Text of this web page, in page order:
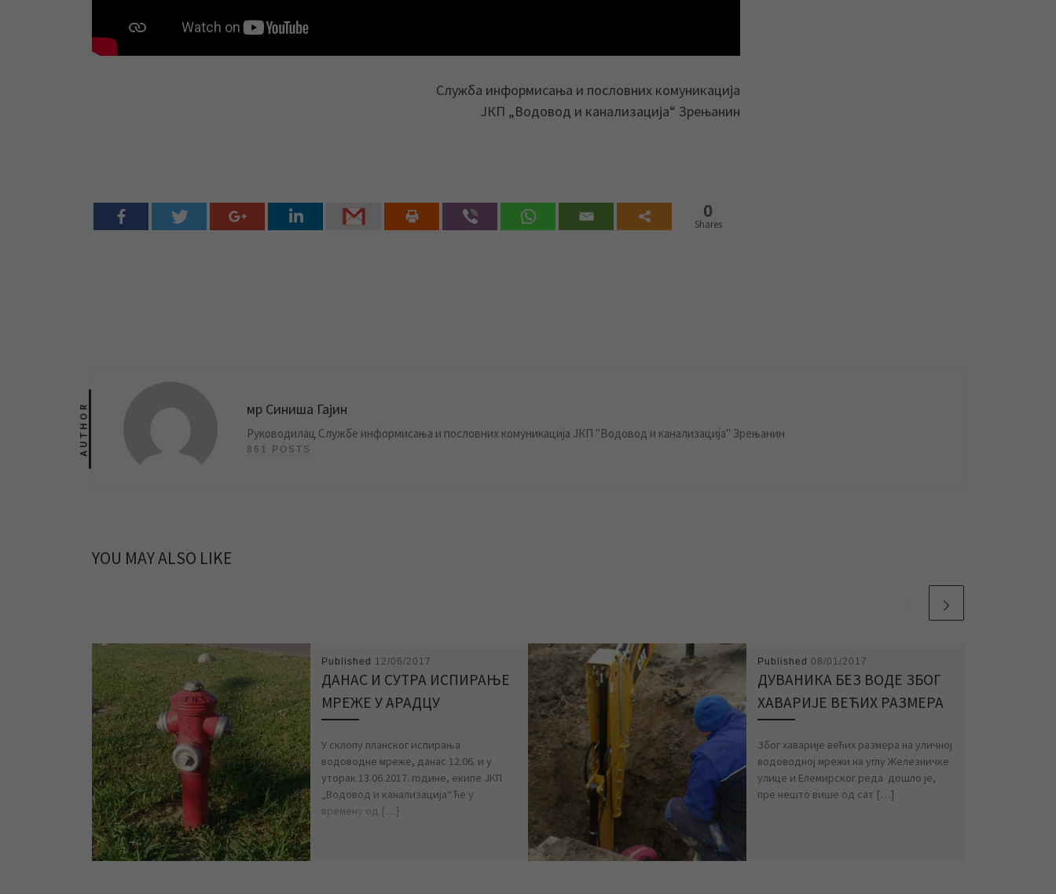
Служба информисања и пословних комуникација
ЈКП „Водовод и канализација“ Зрењанин
0
Shares
AUTHOR мр Синиша Гајин
Руководилац Службе информисања и пословних комуникација ЈКП "Водовод и канализација" Зрењанин
861 POSTS
YOU MAY ALSO LIKE
Published 12/06/2017
ДАНАС И СУТРА ИСПИРАЊЕ
МРЕЖЕ У АРАДЦУ
У склопу планског испирања
водоводне мреже, данас 12.06. и у
уторак 13.06.2017. године, екипе ЈКП
„Водовод и канализација“ ће у
времену од […]
Published 08/01/2017
ДУВАНИКА БЕЗ ВОДЕ ЗБОГ
ХАВАРИЈЕ ВЕЋИХ РАЗМЕРА
Због хаварије већих размера на уличној
водоводној мрежи на углу Железничке
улице и Елемирског реда дошло је,
пре нешто више од сат […]